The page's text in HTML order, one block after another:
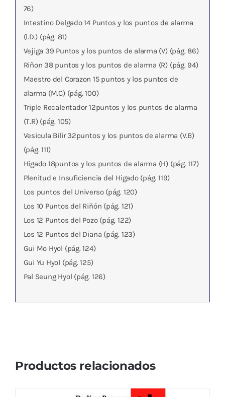
76)
Intestino Delgado 14 Puntos y los puntos de alarma
(l.D.) (pág. 81)
Vejiga 39 Puntos y los puntos de alarma (V) (pág. 86)
Riñon 38 puntos y los puntos de alarma (R) (pág. 94)
Maestro del Corazon 15 puntos y los puntos de
alarma (M.C) (pág. 100)
Triple Recalentador 12puntos y los puntos de alarma
(T.R) (pág. 105)
Vesicula Bilir 32puntos y los puntos de alarma (V.B)
(pág. 111)
Higado 18puntos y los puntos de alarma (H) (pág. 117)
Plenitud e Insuficiencia del Higado (pág. 119)
Los puntos del Universo (pág. 120)
Los 10 Puntos del Riñón (pág. 121)
Los 12 Puntos del Pozo (pág. 122)
Los 12 Puntos del Diana (pág. 123)
Gui Mo Hyol (pág. 124)
Gui Yu Hyol (pág. 125)
Pal Seung Hyol (pág. 126)
Productos relacionados